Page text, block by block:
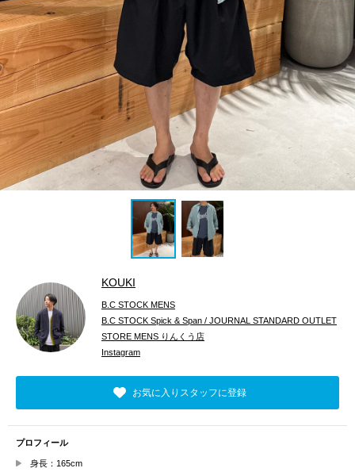
KOUKI
B.C STOCK MENS
B.C STOCK Spick & Span / JOURNAL STANDARD OUTLET
STORE MENS りんくう店
Instagram
お気に入りスタッフに登録
プロフィール
身長：165cm